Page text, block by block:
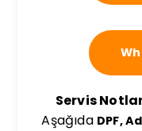
Servis
Aşağıda DPF,